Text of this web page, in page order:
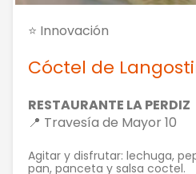
⭐ Innovación
Cóctel de
RESTAURANTE LA PERDIZ
📍 Travesía de Mayor 10
Agitar y disfrutar: lechuga,
pan, panceta y salsa coctel.